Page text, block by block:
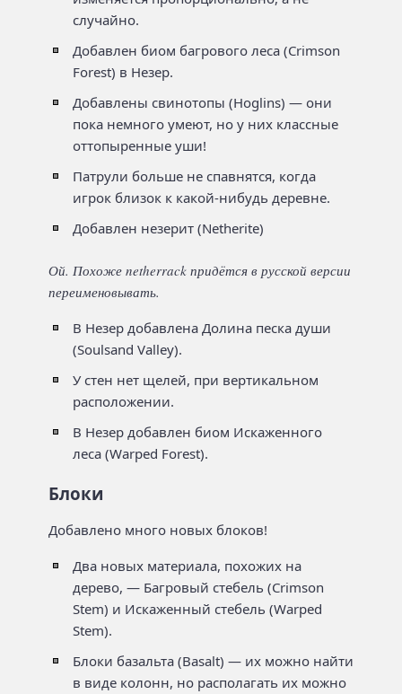
случайно.
Добавлен биом багрового леса (Crimson
Forest) в Незер.
Добавлены свинотопы (Hoglins) — они
пока немного умеют, но у них классные
оттопыренные уши!
Патрули больше не спавнятся, когда
игрок близок к какой-нибудь деревне.
Добавлен незерит (Netherite)
Ой. Похоже netherrack придётся в русской версии
переименовывать.
В Незер добавлена Долина песка души
(Soulsand Valley).
У стен нет щелей, при вертикальном
расположении.
В Незер добавлен биом Искаженного
леса (Warped Forest).
Блоки
Добавлено много новых блоков!
Два новых материала, похожих на
дерево, — Багровый стебель (Crimson
Stem) и Искаженный стебель (Warped
Stem).
Блоки базальта (Basalt) — их можно найти
в виде колонн, но располагать их можно